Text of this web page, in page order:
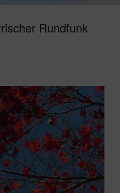
Rundfunk